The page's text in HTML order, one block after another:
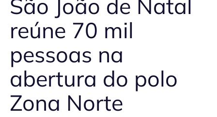
São João de Natal
reúne 70 mil
pessoas na
abertura do polo
Zona Norte